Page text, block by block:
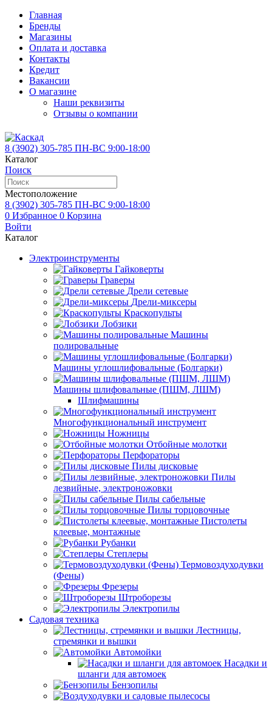
Главная
Бренды
Магазины
Оплата и доставка
Контакты
Кредит
Вакансии
О магазине
Наши реквизиты
Отзывы о компании
8 (3902) 305-785 ПН-ВС 9:00-18:00
Каталог
Поиск
Местоположение
8 (3902) 305-785 ПН-ВС 9:00-18:00
0 Избранное 0 Корзина
Войти
Каталог
Электроинструменты
Гайковерты
Граверы
Дрели сетевые
Дрели-миксеры
Краскопульты
Лобзики
Машины
полировальные
Машины углошлифовальные (Болгарки)
Машины шлифовальные (ПШМ, ЛШМ)
Шлифмашины
Многофункциональный инструмент
Ножницы
Отбойные молотки
Перфораторы
Пилы дисковые
Пилы
лезвийные, электроножовки
Пилы сабельные
Пилы торцовочные
Пистолеты
клеевые, монтажные
Рубанки
Степлеры
Термовоздуходувки
(Фены)
Фрезеры
Штроборезы
Электропилы
Садовая техника
Лестницы,
стремянки и вышки
Автомойки
Насадки и
шланги для автомоек
Бензопилы